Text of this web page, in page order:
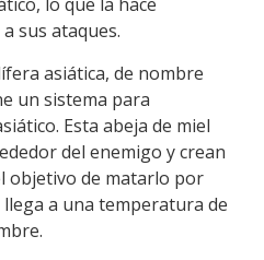
sus ataques.
asiática, de nombre
un sistema para
Esta abeja de miel
del enemigo y crean
objetivo de matarlo por
llega a una temperatura de